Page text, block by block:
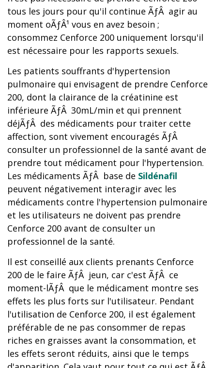
tous les jours pour qu'il continue ÃƒÂ agir au
moment oÃƒÂ¹ vous en avez besoin ;
consommez Cenforce 200 uniquement lorsqu'il
est nécessaire pour les rapports sexuels.
Les patients souffrants d'hypertension
pulmonaire qui envisagent de prendre Cenforce
200, dont la clairance de la créatinine est
inférieure ÃƒÂ 30mL/min et qui prennent
déjÃƒÂ des médicaments pour traiter cette
affection, sont vivement encouragés ÃƒÂ
consulter un professionnel de la santé avant de
prendre tout médicament pour l'hypertension.
Les médicaments ÃƒÂ base de Sildénafil
peuvent négativement interagir avec les
médicaments contre l'hypertension pulmonaire
et les utilisateurs ne doivent pas prendre
Cenforce 200 avant de consulter un
professionnel de la santé.
Il est conseillé aux clients prenants Cenforce
200 de le faire ÃƒÂ jeun, car c'est ÃƒÂ ce
moment-lÃƒÂ que le médicament montre ses
effets les plus forts sur l'utilisateur. Pendant
l'utilisation de Cenforce 200, il est également
préférable de ne pas consommer de repas
riches en graisses avant la consommation, et
les effets seront réduits, ainsi que le temps